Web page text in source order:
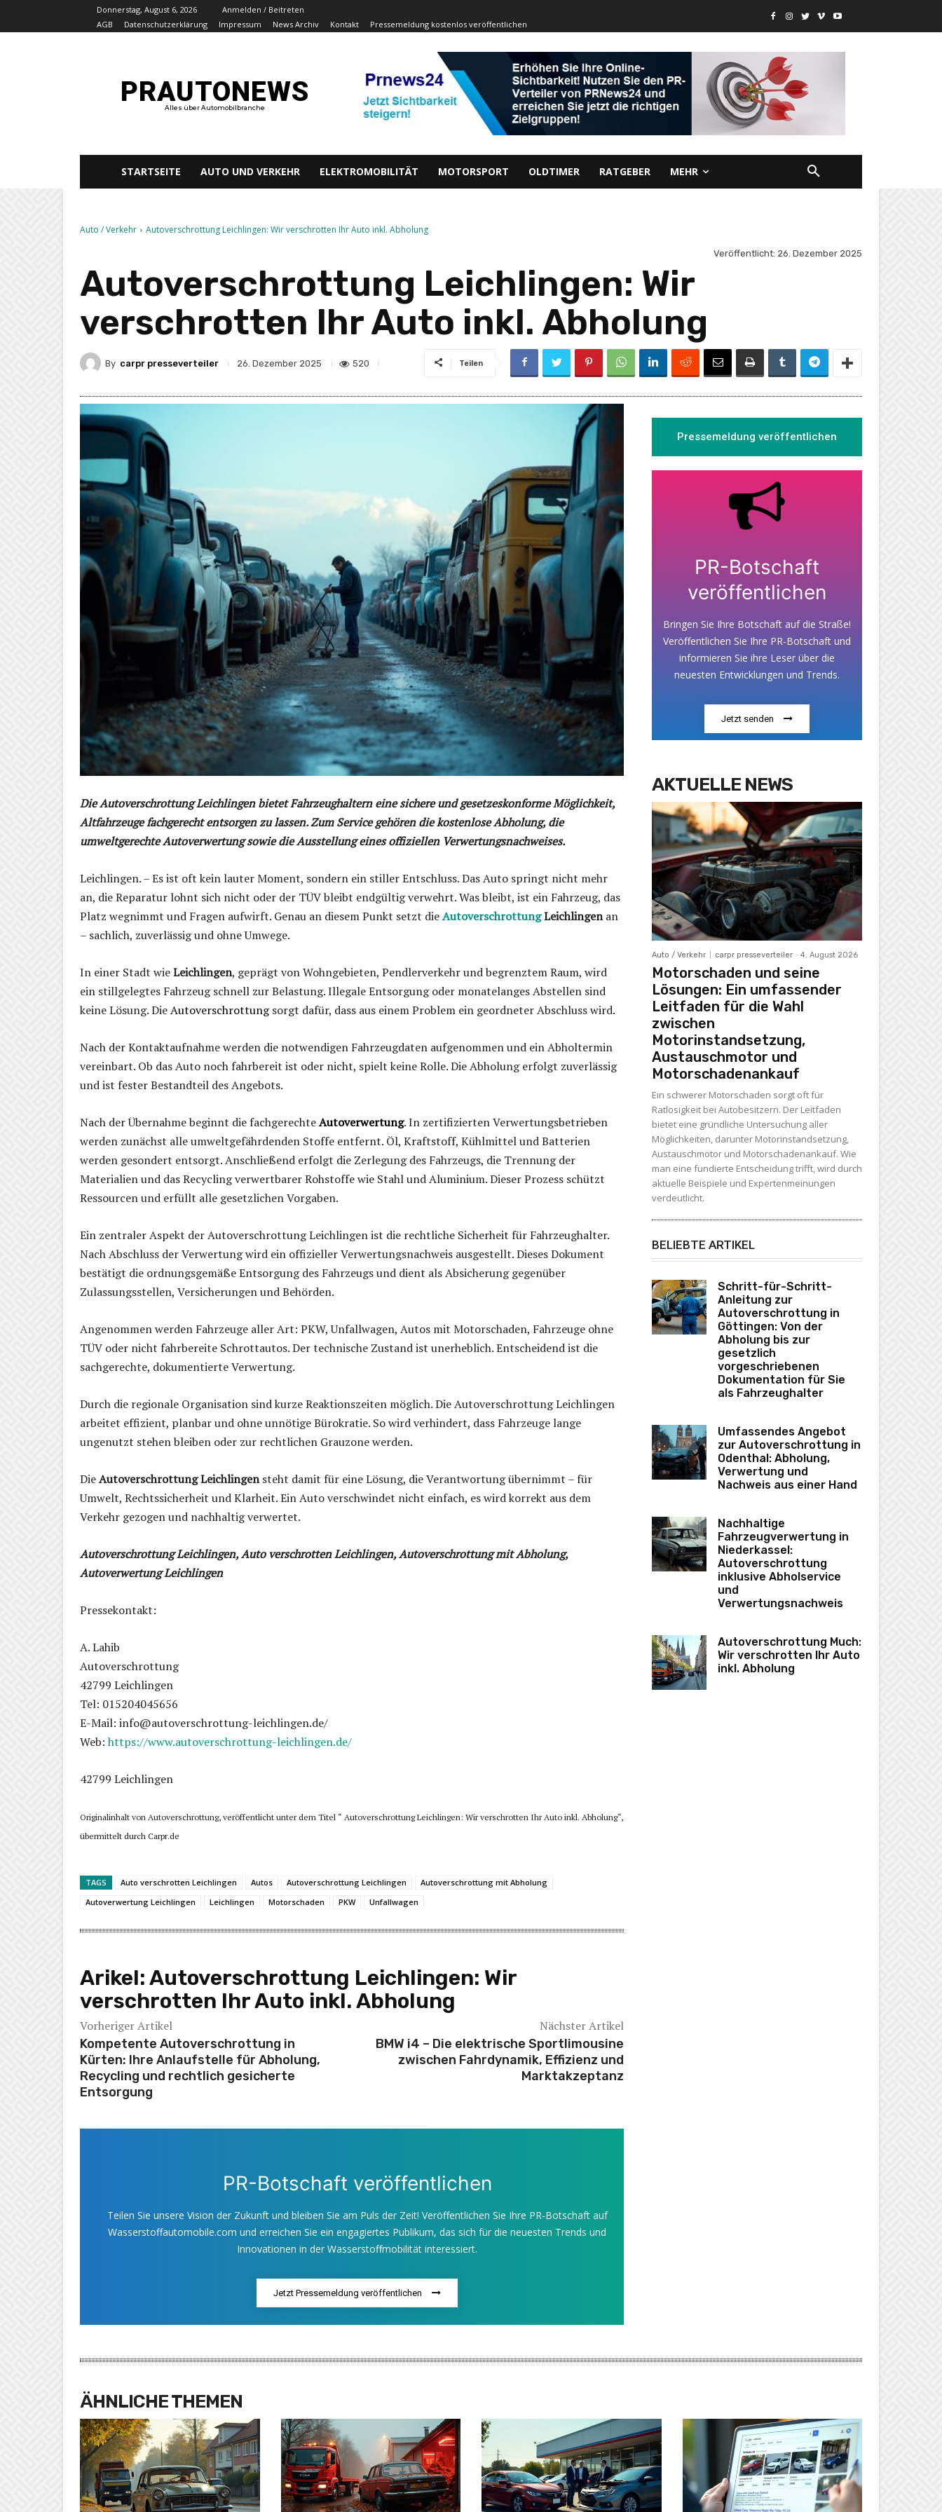
Donnerstag, August 6, 2026
Anmelden / Beitreten
AGB
Datenschutzerklärung Impressum News Archiv Kontakt Pressemeldung kostenlos veröffentlichen
PRAUTONEWS
Alles über Automobilbranche
STARTSEITE AUTO UND VERKEHR ELEKTROMOBILITÄT MOTORSPORT OLDTIMER RATGEBER MEHR
Auto / Verkehr Autoverschrottung Leichlingen: Wir verschrotten Ihr Auto inkl. Abholung
Veröffentlicht: 26. Dezember 2025
Autoverschrottung Leichlingen: Wir
verschrotten Ihr Auto inkl. Abholung
By carpr presseverteiler 26. Dezember 2025 520 Teilen
Die Autoverschrottung Leichlingen bietet Fahrzeughaltern eine sichere und gesetzeskonforme Möglichkeit,
Altfahrzeuge fachgerecht entsorgen zu lassen. Zum Service gehören die kostenlose Abholung, die
umweltgerechte Autoverwertung sowie die Ausstellung eines offiziellen Verwertungsnachweises.
Leichlingen. – Es ist oft kein lauter Moment, sondern ein stiller Entschluss. Das Auto springt nicht mehr
an, die Reparatur lohnt sich nicht oder der TÜV bleibt endgültig verwehrt. Was bleibt, ist ein Fahrzeug, das
Platz wegnimmt und Fragen aufwirft. Genau an diesem Punkt setzt dieAutoverschrottungLeichlingenan
– sachlich, zuverlässig und ohne Umwege.
In einer Stadt wieLeichlingen, geprägt von Wohngebieten, Pendlerverkehr und begrenztem Raum, wird
ein stillgelegtes Fahrzeug schnell zur Belastung. Illegale Entsorgung oder monatelanges Abstellen sind
keine Lösung. DieAutoverschrottungsorgt dafür, dass aus einem Problem ein geordneter Abschluss wird.
Nach der Kontaktaufnahme werden die notwendigen Fahrzeugdaten aufgenommen und ein Abholtermin
vereinbart. Ob das Auto noch fahrbereit ist oder nicht, spielt keine Rolle. Die Abholung erfolgt zuverlässig
und ist fester Bestandteil des Angebots.
Nach der Übernahme beginnt die fachgerechteAutoverwertung. In zertifizierten Verwertungsbetrieben
werden zunächst alle umweltgefährdenden Stoffe entfernt. Öl, Kraftstoff, Kühlmittel und Batterien
werden gesondert entsorgt. Anschließend erfolgt die Zerlegung des Fahrzeugs, die Trennung der
Materialien und das Recycling verwertbarer Rohstoffe wie Stahl und Aluminium. Dieser Prozess schützt
Ressourcen und erfüllt alle gesetzlichen Vorgaben.
Ein zentraler Aspekt der Autoverschrottung Leichlingen ist die rechtliche Sicherheit für Fahrzeughalter.
Nach Abschluss der Verwertung wird ein offizieller Verwertungsnachweis ausgestellt. Dieses Dokument
bestätigt die ordnungsgemäße Entsorgung des Fahrzeugs und dient als Absicherung gegenüber
Zulassungsstellen, Versicherungen und Behörden.
Angenommen werden Fahrzeuge aller Art: PKW, Unfallwagen, Autos mit Motorschaden, Fahrzeuge ohne
TÜV oder nicht fahrbereite Schrottautos. Der technische Zustand ist unerheblich. Entscheidend ist die
sachgerechte, dokumentierte Verwertung.
Durch die regionale Organisation sind kurze Reaktionszeiten möglich. Die Autoverschrottung Leichlingen
arbeitet effizient, planbar und ohne unnötige Bürokratie. So wird verhindert, dass Fahrzeuge lange
ungenutzt stehen bleiben oder zur rechtlichen Grauzone werden.
DieAutoverschrottung Leichlingensteht damit für eine Lösung, die Verantwortung übernimmt – für
Umwelt, Rechtssicherheit und Klarheit. Ein Auto verschwindet nicht einfach, es wird korrekt aus dem
Verkehr gezogen und nachhaltig verwertet.
Autoverschrottung Leichlingen, Auto verschrotten Leichlingen, Autoverschrottung mit Abholung,
Autoverwertung Leichlingen
Pressekontakt:
A. Lahib
Autoverschrottung
42799 Leichlingen
Tel: 015204045656
E-Mail: info@autoverschrottung-leichlingen.de/
Web:https://www.autoverschrottung-leichlingen.de/
42799 Leichlingen
Originalinhalt von Autoverschrottung, veröffentlicht unter dem Titel “ Autoverschrottung Leichlingen: Wir verschrotten Ihr Auto inkl. Abholung“,
übermittelt durch Carpr.de
TAGS Auto verschrotten Leichlingen Autos Autoverschrottung Leichlingen
Autoverschrottung mit Abholung
Autoverwertung Leichlingen
Leichlingen Motorschaden PKW Unfallwagen
Arikel:Autoverschrottung Leichlingen: Wir
verschrotten Ihr Auto inkl. Abholung
Vorheriger Artikel
Kompetente Autoverschrottung in
Kürten: Ihre Anlaufstelle für Abholung,
Recycling und rechtlich gesicherte
Entsorgung
Nächster Artikel
BMW i4 – Die elektrische Sportlimousine
zwischen Fahrdynamik, Effizienz und
Marktakzeptanz
PR-Botschaft veröffentlichen
Teilen Sie unsere Vision der Zukunft und bleiben Sie am Puls der Zeit! Veröffentlichen Sie Ihre PR-Botschaft auf
Wasserstoffautomobile.com und erreichen Sie ein engagiertes Publikum, das sich für die neuesten Trends und
Innovationen in der Wasserstoffmobilität interessiert.
Jetzt Pressemeldung veröffentlichen
Pressemeldung veröffentlichen
PR-Botschaft
veröffentlichen
Bringen Sie Ihre Botschaft auf die Straße!
Veröffentlichen Sie Ihre PR-Botschaft und
informieren Sie ihre Leser über die
neuesten Entwicklungen und Trends.
Jetzt senden
AKTUELLE NEWS
Auto / Verkehr carpr presseverteiler - 4. August 2026
Motorschaden und seine
Lösungen: Ein umfassender
Leitfaden für die Wahl
zwischen
Motorinstandsetzung,
Austauschmotor und
Motorschadenankauf
Ein schwerer Motorschaden sorgt oft für
Ratlosigkeit bei Autobesitzern. Der Leitfaden
bietet eine gründliche Untersuchung aller
Möglichkeiten, darunter Motorinstandsetzung,
Austauschmotor und Motorschadenankauf. Wie
man eine fundierte Entscheidung trifft, wird durch
aktuelle Beispiele und Expertenmeinungen
verdeutlicht.
BELIEBTE ARTIKEL
Schritt-für-Schritt-
Anleitung zur
Autoverschrottung in
Göttingen: Von der
Abholung bis zur
gesetzlich
vorgeschriebenen
Dokumentation für Sie
als Fahrzeughalter
Umfassendes Angebot
zur Autoverschrottung in
Odenthal: Abholung,
Verwertung und
Nachweis aus einer Hand
Nachhaltige
Fahrzeugverwertung in
Niederkassel:
Autoverschrottung
inklusive Abholservice
und
Verwertungsnachweis
Autoverschrottung Much:
Wir verschrotten Ihr Auto
inkl. Abholung
ÄHNLICHE THEMEN